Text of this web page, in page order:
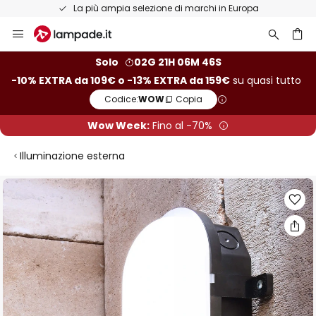
La più ampia selezione di marchi in Europa
Salta
al
Solo
02G 21H 06M 46S
-10% EXTRA da 109€ o -13% EXTRA da 159€ su quasi tutto
Codice:WOW Copia
Wow Week: Fino al -70%
Illuminazione esterna
Vai
alla
fine
della
galleria
di
immagini